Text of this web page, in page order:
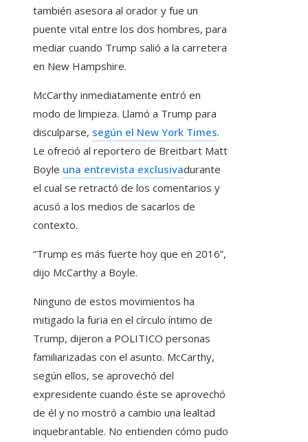
también asesora al orador y fue un
puente vital entre los dos hombres, para
mediar cuando Trump salió a la carretera
en New Hampshire.
McCarthy inmediatamente entró en
modo de limpieza. Llamó a Trump para
disculparse, según el New York Times.
Le ofreció al reportero de Breitbart Matt
Boyle una entrevista exclusivadurante
el cual se retractó de los comentarios y
acusó a los medios de sacarlos de
contexto.
“Trump es más fuerte hoy que en 2016”,
dijo McCarthy a Boyle.
Ninguno de estos movimientos ha
mitigado la furia en el círculo íntimo de
Trump, dijeron a POLITICO personas
familiarizadas con el asunto. McCarthy,
según ellos, se aprovechó del
expresidente cuando éste se aprovechó
de él y no mostró a cambio una lealtad
inquebrantable. No entienden cómo pudo